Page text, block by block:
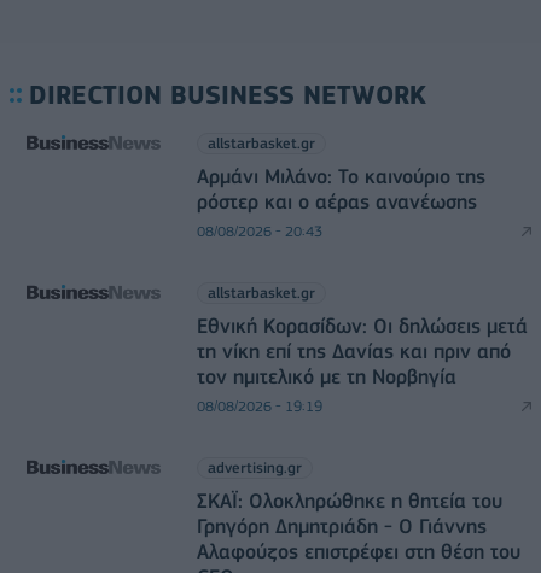
DIRECTION BUSINESS NETWORK
allstarbasket.gr
Αρμάνι Μιλάνο: Το καινούριο της
ρόστερ και ο αέρας ανανέωσης
08/08/2026 - 20:43
allstarbasket.gr
Εθνική Κορασίδων: Οι δηλώσεις μετά
τη νίκη επί της Δανίας και πριν από
τον ημιτελικό με τη Νορβηγία
08/08/2026 - 19:19
advertising.gr
ΣΚΑΪ: Ολοκληρώθηκε η θητεία του
Γρηγόρη Δημητριάδη - Ο Γιάννης
Αλαφούζος επιστρέφει στη θέση του